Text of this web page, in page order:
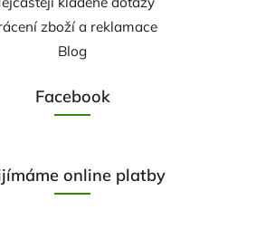
zboží a reklamace
Blog
Facebook
online platby